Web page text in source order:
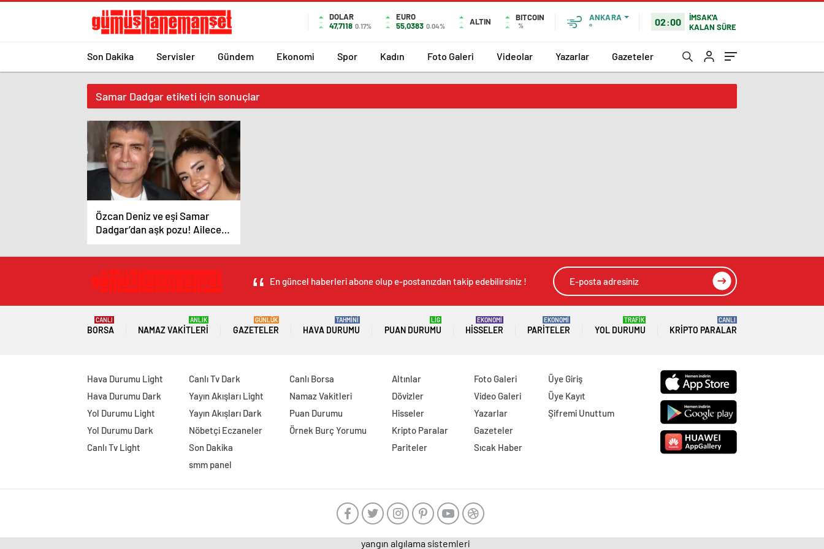
DOLAR
47,7118 0.17%
EURO
55,0383 0.04% ALTIN BITCOIN
%
ANKARA
°
02:00
İMSAK'A
KALAN SÜRE
Son Dakika Servisler Gündem Ekonomi Spor Kadın Foto Galeri Videolar Yazarlar Gazeteler
Samar Dadgar etiketi için sonuçlar
Özcan Deniz ve eşi Samar
Dadgar’dan aşk pozu! Ailece
zaman geçirdiler!
En güncel haberleri abone olup e-postanızdan takip edebilirsiniz !
BORSA
CANLI
NAMAZ VAKITLERI
ANLIK
GAZETELER
GÜNLÜK
HAVA DURUMU
TAHMİNİ
PUAN DURUMU
LİG
HISSELER
EKONOMİ
PARITELER
EKONOMİ
YOL DURUMU
TRAFİK
KRIPTO PARALAR
CANLI
Hava Durumu Light
Hava Durumu Dark
Yol Durumu Light
Yol Durumu Dark
Canlı Tv Light
Canlı Tv Dark
Yayın Akışları Light
Yayın Akışları Dark
Nöbetçi Eczaneler
Son Dakika
smm panel
Canlı Borsa
Namaz Vakitleri
Puan Durumu
Örnek Burç Yorumu
Altınlar
Dövizler
Hisseler
Kripto Paralar
Pariteler
Foto Galeri
Video Galeri
Yazarlar
Gazeteler
Sıcak Haber
Üye Giriş
Üye Kayıt
Şifremi Unuttum
yangın algılama sistemleri